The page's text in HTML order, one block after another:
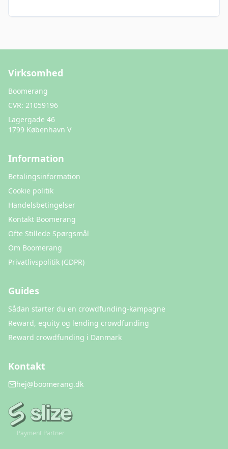
Virksomhed
Boomerang
CVR: 21059196
Lagergade 46
1799 København V
Information
Betalingsinformation
Cookie politik
Handelsbetingelser
Kontakt Boomerang
Ofte Stillede Spørgsmål
Om Boomerang
Privatlivspolitik (GDPR)
Guides
Sådan starter du en crowdfunding-kampagne
Reward, equity og lending crowdfunding
Reward crowdfunding i Danmark
Kontakt
hej@boomerang.dk
Payment Partner